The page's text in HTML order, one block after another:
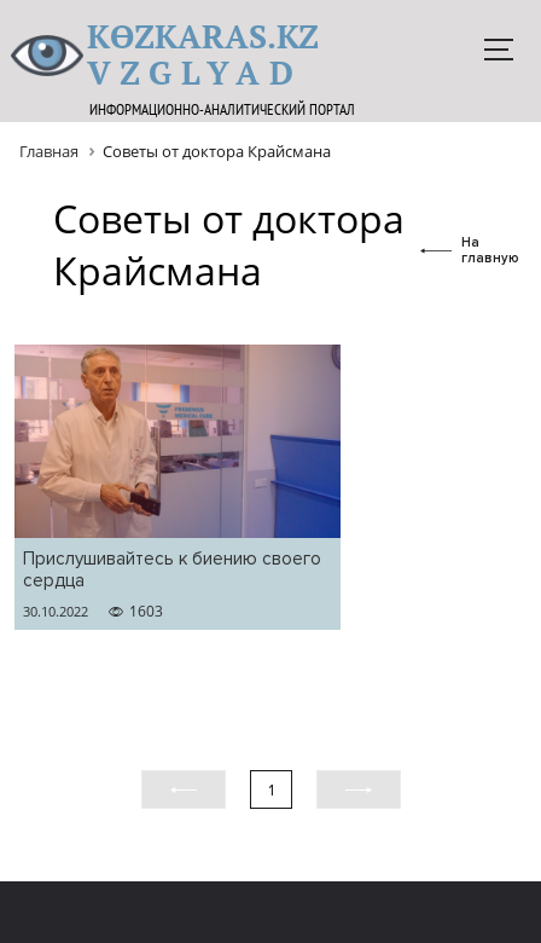
KӨZKARAS.KZ
VZGLYAD
ИНФОРМАЦИОННО-АНАЛИТИЧЕСКИЙ ПОРТАЛ
Главная Советы от доктора Крайсмана
Советы от доктора
Крайсмана
На
главную
Прислушивайтесь к биению своего
сердца
30.10.2022 1603
1